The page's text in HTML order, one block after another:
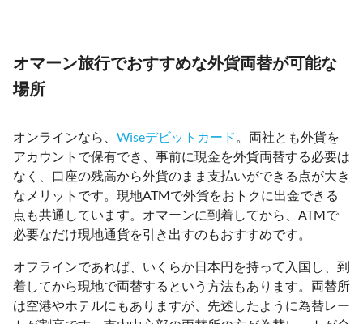
オマーン旅行でおすすめな外貨両替が可能な
場所
オンラインなら、 Wiseデビットカード 。両社とも外貨を
アカウントで保有でき、事前に現金を外貨両替する必要は
なく、口座の残高から外貨のまま支払いができる点が大き
なメリットです。現地ATMで外貨をおトクに出金できる
点も共通しています。オマーンに到着してから、ATMで
必要なだけ現地通貨を引き出すのもおすすめです。
オフラインであれば、いくらか日本円を持って入国し、到
着してから現地で両替するという方法もあります。両替所
は空港やホテルにもありますが、先述したように為替レー